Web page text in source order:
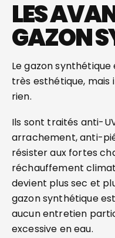
LES
GAZON
Le gazon
très esthétique, mais
rien.
Ils sont traités anti-
arrachement, anti-
résister aux fortes
réchauffement
devient plus sec et
gazon synthétique
aucun entretien
excessive en eau.